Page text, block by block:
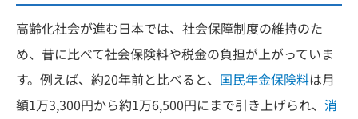
高齢化社会が進む日本では、社会保障制度の維持のた
め、昔に比べて社会保険料や税金の負担が上がっていま
す。例えば、約20年前と比べると、 国民年金保険料は月
額1万3,300円から約1万6,500円にまで引き上げられ、消